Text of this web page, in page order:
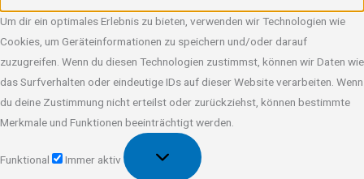
Um dir ein optimales Erlebnis zu bieten, verwenden wir Technologien wie
Cookies, um Geräteinformationen zu speichern und/oder darauf
zuzugreifen. Wenn du diesen Technologien zustimmst, können wir Daten wie
das Surfverhalten oder eindeutige IDs auf dieser Website verarbeiten. Wenn
du deine Zustimmung nicht erteilst oder zurückziehst, können bestimmte
Merkmale und Funktionen beeinträchtigt werden.
Funktional
Immer aktiv